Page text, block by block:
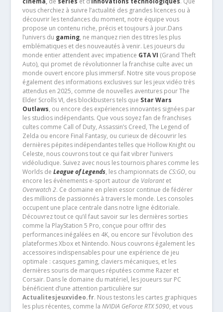
vous cherchiez à suivre l’actualité des grandes licences ou à
découvrir les tendances du moment, notre équipe vous
propose un contenu riche, précis et toujours à jour.Dans
l’univers du gaming, ne manquez rien des titres les plus
emblématiques et des nouveautés à venir. Les joueurs du
monde entier attendent avec impatience GTA VI (Grand Theft
Auto), qui promet de révolutionner la franchise culte avec un
monde ouvert encore plus immersif. Notre site vous propose
également des informations exclusives sur les jeux vidéo très
attendus en 2025, comme de nouvelles aventures pour The
Elder Scrolls VI, des blockbusters tels que Star Wars
Outlaws, ou encore des expériences innovantes signées par
les studios indépendants. Que vous soyez fan de franchises
cultes comme Call of Duty, Assassin’s Creed, The Legend of
Zelda ou encore Final Fantasy, ou curieux de découvrir les
dernières pépites indépendantes telles que Hollow Knight ou
Celeste, nous couvrons tout ce qui fait vibrer l’univers
vidéoludique. Suivez avec nous les tournois phares comme les
Worlds de League of Legends, les championnats de CS:GO, ou
encore les événements e-sport autour de Valorantet
Overwatch 2. Ce domaine en plein essor continue de fédérer
des millions de passionnés à travers le monde. Les consoles
occupent une place centrale dans notre ligne éditoriale.
Découvrez tout ce qu’il faut savoir sur les dernières sorties
comme la PlayStation 5 Pro, conçue pour offrir des
performances inégalées en 4K, ou encore sur l’évolution des
plateformes Xbox et Nintendo. Nous couvrons également les
accessoires indispensables pour une expérience de jeu
optimale : casques gaming, claviers mécaniques, et les
dernières souris de marques réputées comme Razer et
Corsair. Dans le domaine du matériel, les joueurs sur PC
bénéficient d’une attention particulière sur
Actualitesjeuxvideo.fr. Nous testons les cartes graphiques
les plus récentes, comme la NVIDIA GeForce RTX 5090, et vous